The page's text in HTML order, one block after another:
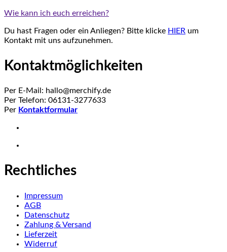
Wie kann ich euch erreichen?
Du hast Fragen oder ein Anliegen? Bitte klicke HIER um
Kontakt mit uns aufzunehmen.
Kontaktmöglichkeiten
Per E-Mail: hallo@merchify.de
Per Telefon: 06131-3277633
Per Kontaktformular
Rechtliches
Impressum
AGB
Datenschutz
Zahlung & Versand
Lieferzeit
Widerruf